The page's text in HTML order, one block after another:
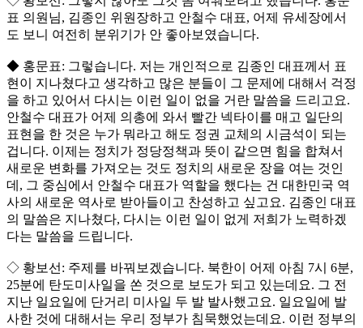
표 의원님, 김종인 위원장하고 안철수 대표, 어제 유세장에서
도 보니 여전히 분위기가 안 좋아보였습니다.
◆ 홍문표: 그렇습니다. 저는 개인적으로 김종인 대표께서 표
현이 지나쳤다고 생각하고 많은 분들이 그 문제에 대해서 걱정
을 하고 있어서 다시는 이런 일이 없을 거란 말씀을 드리고요.
안철수 대표가 어제 의총에 와서 빨간 넥타이를 매고 일단의
표현을 한 것은 누가 뭐라고 해도 정권 교체의 시금석이 되는
겁니다. 이제는 정치가 정당정책과 뜻이 같으면 힘을 합쳐서
새로운 변화를 가져오는 것도 정치의 새로운 장을 여는 것인
데, 그 중심에서 안철수 대표가 역할을 했다는 건 대한민국 역
사의 새로운 역사로 받아들이고 찬성하고 싶고요. 김종인 대표
의 말씀은 지나쳤다, 다시는 이런 일이 없게 저희가 노력하겠
다는 말씀을 드립니다.
◇ 황보선: 주제를 바꿔보겠습니다. 북한이 어제 아침 7시 6분,
25분에 탄도미사일을 쏜 것으로 보도가 되고 있는데요. 그 전
지난 일요일에 단거리 미사일 두 발 발사했고요. 일요일에 발
사한 것에 대해서는 우리 정부가 침묵했었는데요. 이런 정부의